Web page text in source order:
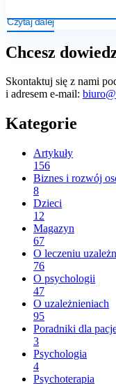
Czytaj dalej
Chcesz
Skontaktuj się z nami
i adresem e-mail:
Kategorie
Artykuły
156
Biznes i rozwój
8
Dzieci
12
Magazyn
67
O leczeniu
76
O psychologii
47
O uzależnieniach
95
Poradniki dla
3
Psychologia
4
Psychoterapia